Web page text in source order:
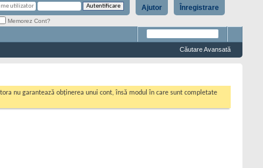
Înregistrare
Ajutor
Memorez Cont?
Căutare Avansată
nu garantează obținerea unui cont, însă modul în care sunt completate